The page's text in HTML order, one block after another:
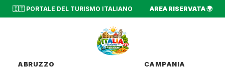
🇮🇹 PORTALE DEL TURISMO ITALIANO AREA RISERVATA 🌍
ABRUZZO
CAMPANIA